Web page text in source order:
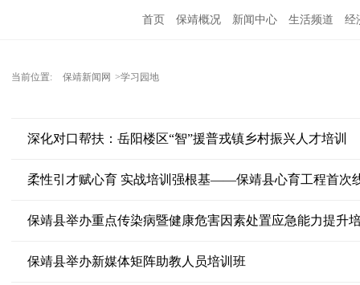
首页 保靖概况 新闻中心 生活频道 经
当前位置: 保靖新闻网 >学习园地
深化对口帮扶：岳阳楼区“智”援普戎镇乡村振兴人才培训
柔性引才赋心育 实战培训强根基——保靖县心育工程首次
保靖县举办重点传染病暨健康危害因素处置应急能力提升
保靖县举办新媒体矩阵助教人员培训班